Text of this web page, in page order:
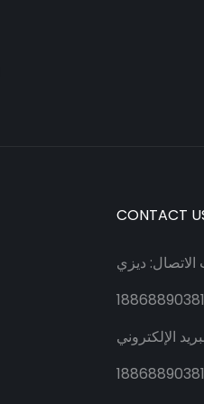
CONTACT
ديزي